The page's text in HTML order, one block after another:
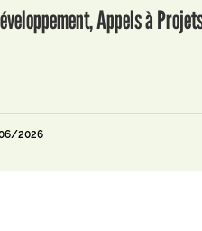
Appels à
2026